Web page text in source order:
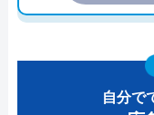
自分で